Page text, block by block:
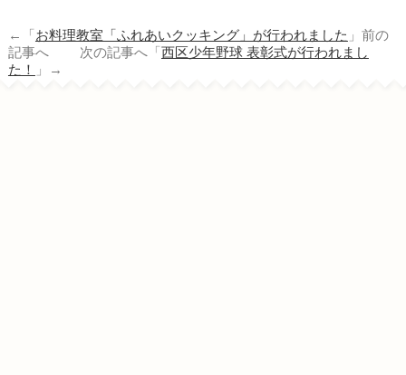
←「お料理教室「ふれあいクッキング」が行われました 」前の
記事へ 次の記事へ「西区少年野球 表彰式が行われまし
た！
」→